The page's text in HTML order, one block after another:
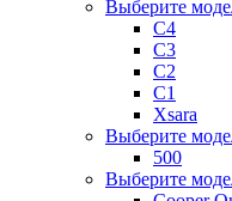
Выберите
C4
C3
C2
C1
Xsara
Выберите
500
Выберите